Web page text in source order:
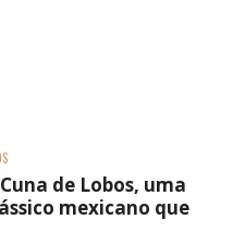
de Lobos, uma
mexicano que